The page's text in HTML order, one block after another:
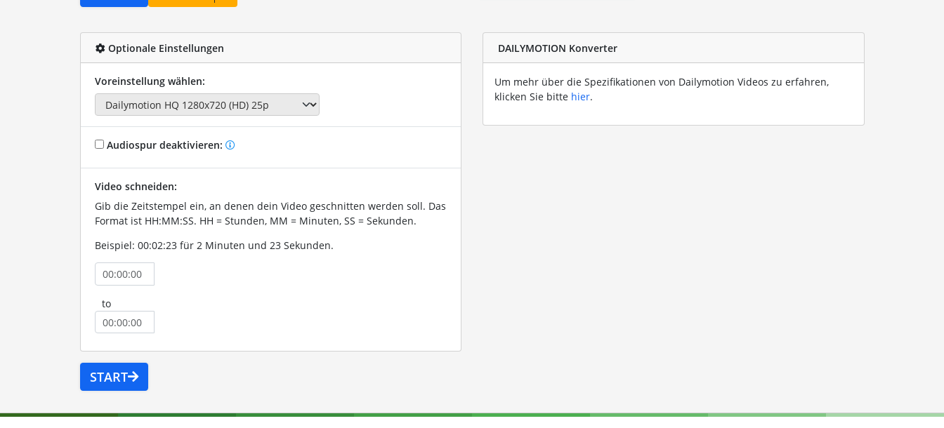
Optionale Einstellungen
Voreinstellung wählen:
Audiospur deaktivieren:
Video schneiden:
Gib die Zeitstempel ein, an denen dein Video geschnitten werden soll. Das
Format ist HH:MM:SS. HH = Stunden, MM = Minuten, SS = Sekunden.
Beispiel: 00:02:23 für 2 Minuten und 23 Sekunden.
to
START
DAILYMOTION Konverter
Um mehr über die Spezifikationen von Dailymotion Videos zu erfahren,
klicken Sie bitte hier.